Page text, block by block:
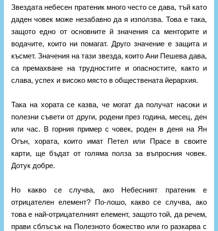
Звездата небесен пратеник много често се дава, тъй като
даден човек може незабавно да я използва. Това е така,
защото едно от основните й значения са менторите и
водачите, които ни помагат. Друго значение е защита и
късмет. Значения на тази звезда, които Ани Пешева дава,
са премахване на трудностите и опасностите, както и
слава, успех и високо място в обществената йерархия.
Така на хората се казва, че могат да получат насоки и
полезни съвети от други, родени през година, месец, ден
или час. В горния пример с човек, роден в деня на Ян
Огън, хората, които имат Петел или Прасе в своите
карти, ще бъдат от голяма полза за въпросния човек.
Дотук добре.
Но какво се случва, ако Небесният пратеник е
отрицателен елемент? По-лошо, какво се случва, ако
това е най-отрицателният елемент, защото той, да речем,
прави сблъсък на Полезното божество или го разкарва с